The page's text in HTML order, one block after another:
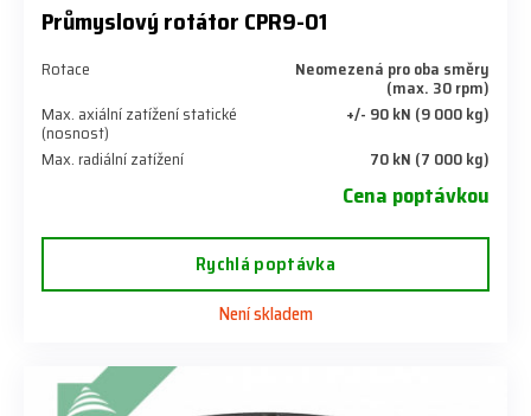
Průmyslový rotátor CPR9-01
Rotace Neomezená pro oba směry
(max. 30 rpm)
Max. axiální zatížení statické
(nosnost)
+/- 90 kN (9 000 kg)
Max. radiální zatížení
70 kN (7 000 kg)
Cena poptávkou
Rychlá poptávka
Není skladem